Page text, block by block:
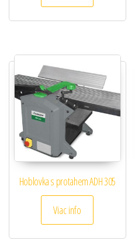
Hoblovka s protahem ADH 305
Viac info